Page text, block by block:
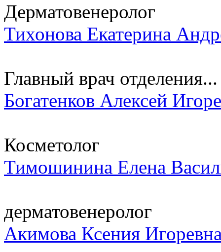
Дерматовенеролог
Тихонова Екатерина
Главный врач отделения...
Богатенков Алексей
Косметолог
Тимошинина Елена
дерматовенеролог
Акимова Ксения